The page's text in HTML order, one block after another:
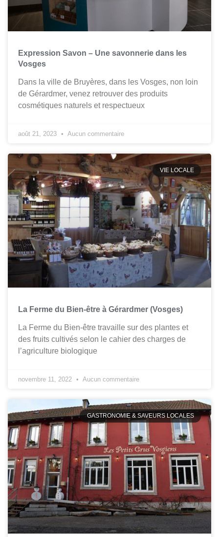
Expression Savon – Une savonnerie dans les
Vosges
Dans la ville de Bruyères, dans les Vosges, non loin
de Gérardmer, venez retrouver des produits
cosmétiques naturels et respectueux
août 21, 2023 Aucun commentaire
VIE LOCALE
La Ferme du Bien-être à Gérardmer (Vosges)
La Ferme du Bien-être travaille sur des plantes et
des fruits cultivés selon le cahier des charges de
l’agriculture biologique
novembre 11, 2022 Aucun commentaire
GASTRONOMIE & SAVEURS LOCALES